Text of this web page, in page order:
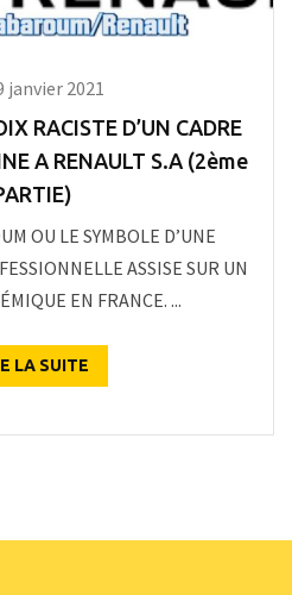
janvier 2021
RACISTE D’UN CADRE
A RENAULT S.A (2ème
OU LE SYMBOLE D’UNE
ASSISE SUR UN
EN FRANCE. ...
LA SUITE